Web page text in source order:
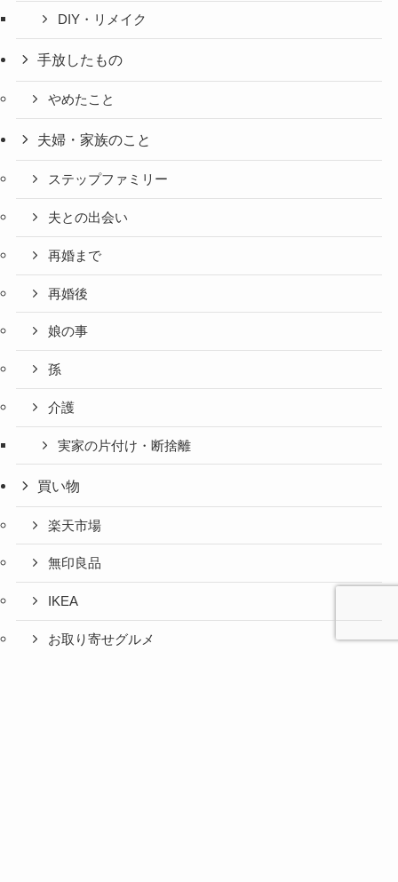
DIY・リメイク
手放したもの
やめたこと
夫婦・家族のこと
ステップファミリー
夫との出会い
再婚まで
再婚後
娘の事
孫
介護
実家の片付け・断捨離
買い物
楽天市場
無印良品
IKEA
お取り寄せグルメ